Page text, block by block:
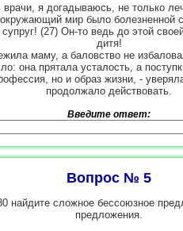
врачи, я догадываюсь, не только
мир было болезненной
(27) Он-то ведь до этой
дитя!
маму, а баловство не
она прятала усталость, а
но и образ жизни, -
продолжало действовать.
Введите ответ:
Вопрос № 5
найдите сложное бессоюзное
предложения.